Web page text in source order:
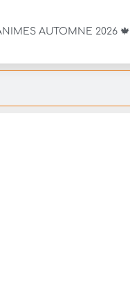
AUTOMNE 2026 🍁